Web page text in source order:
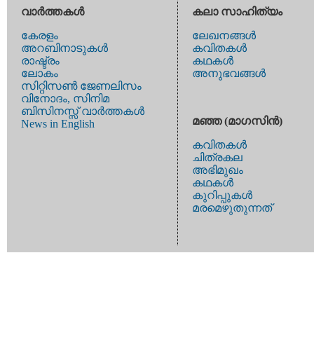
വാര്‍ത്തകള്‍
കേരളം
അറബിനാടുകള്‍
രാഷ്ട്രം
ലോകം
സിറ്റിസണ്‍ ജേണലിസം
വിനോദം, സിനിമ
ബിസിനസ്സ് വാര്‍ത്തകള്‍
News in English
കലാ സാഹിത്യം
ലേഖനങ്ങള്‍
കവിതകള്‍
കഥകള്‍
അനുഭവങ്ങള്‍
മഞ്ഞ (മാഗസിന്‍)
കവിതകള്‍
ചിത്രകല
അഭിമുഖം
കഥകള്‍
കുറിപ്പുകള്‍
മരമെഴുതുന്നത്